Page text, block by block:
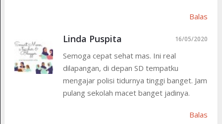
Balas
Linda Puspita 16/05/2020
Semoga cepat sehat mas. Ini real
dilapangan, di depan SD tempatku
mengajar polisi tidurnya tinggi banget. Jam
pulang sekolah macet banget jadinya.
Balas